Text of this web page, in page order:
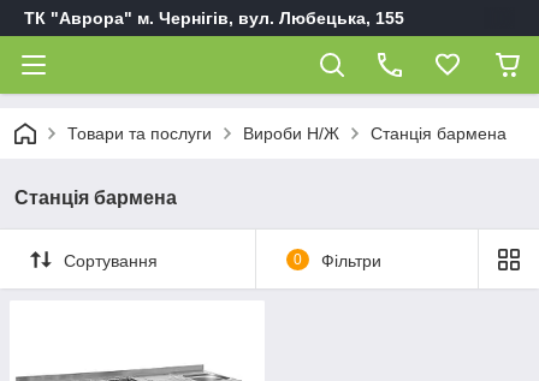
ТК "Аврора" м. Чернігів, вул. Любецька, 155
Товари та послуги Вироби Н/Ж Станція бармена
Станція бармена
Сортування 0 Фільтри